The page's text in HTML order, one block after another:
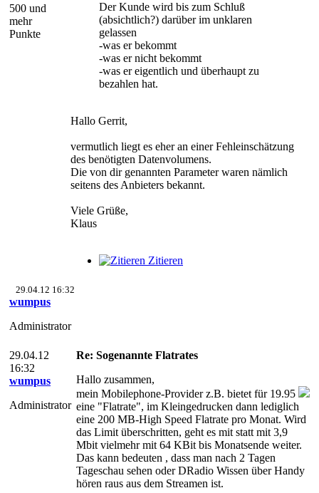
500 und
mehr
Punkte
Der Kunde wird bis zum Schluß
(absichtlich?) darüber im unklaren
gelassen
-was er bekommt
-was er nicht bekommt
-was er eigentlich und überhaupt zu
bezahlen hat.
Hallo Gerrit,
vermutlich liegt es eher an einer Fehleinschätzung
des benötigten Datenvolumens.
Die von dir genannten Parameter waren nämlich
seitens des Anbieters bekannt.
Viele Grüße,
Klaus
Zitieren
29.04.12 16:32
wumpus
Administrator
29.04.12
16:32
wumpus
Administrator
Re: Sogenannte Flatrates
Hallo zusammen,
mein Mobilephone-Provider z.B. bietet für 19.95
eine "Flatrate", im Kleingedrucken dann lediglich
eine 200 MB-High Speed Flatrate pro Monat. Wird
das Limit überschritten, geht es mit statt mit 3,9
Mbit vielmehr mit 64 KBit bis Monatsende weiter.
Das kann bedeuten , dass man nach 2 Tagen
Tageschau sehen oder DRadio Wissen über Handy
hören raus aus dem Streamen ist.